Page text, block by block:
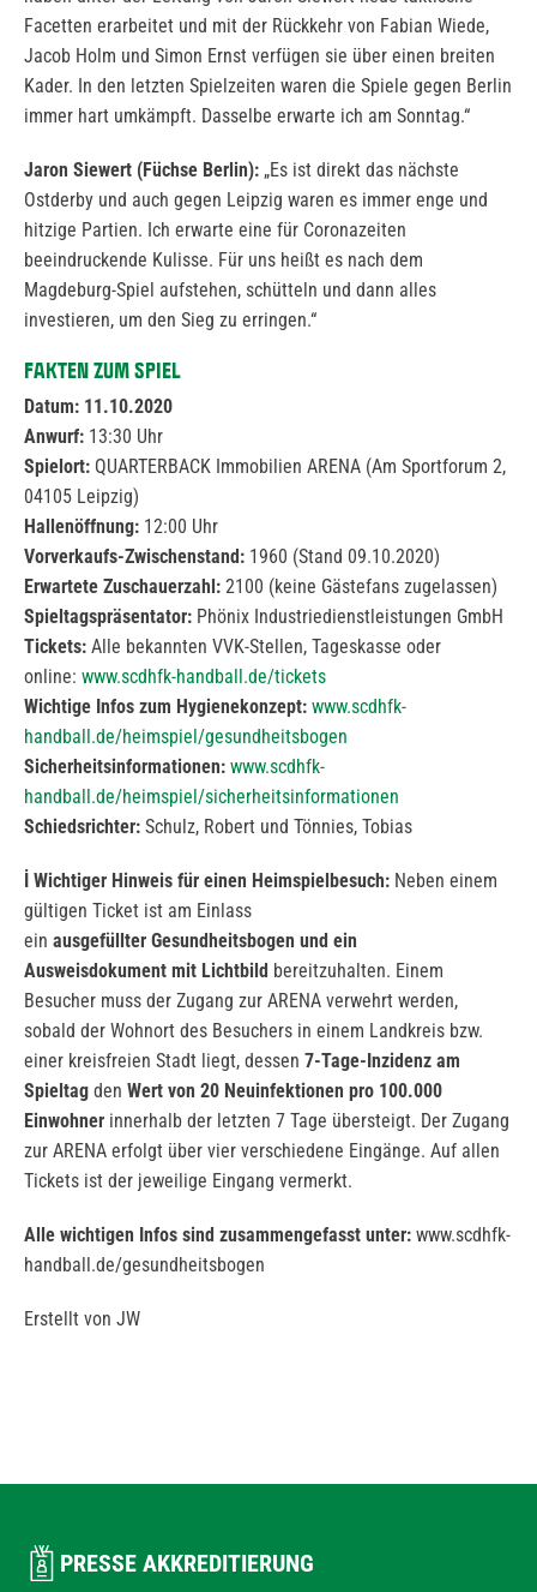
Facetten erarbeitet und mit der Rückkehr von Fabian Wiede,
Jacob Holm und Simon Ernst verfügen sie über einen breiten
Kader. In den letzten Spielzeiten waren die Spiele gegen Berlin
immer hart umkämpft. Dasselbe erwarte ich am Sonntag.“
Jaron Siewert (Füchse Berlin): „Es ist direkt das nächste
Ostderby und auch gegen Leipzig waren es immer enge und
hitzige Partien. Ich erwarte eine für Coronazeiten
beeindruckende Kulisse. Für uns heißt es nach dem
Magdeburg-Spiel aufstehen, schütteln und dann alles
investieren, um den Sieg zu erringen.“
FAKTEN ZUM SPIEL
Datum: 11.10.2020
Anwurf: 13:30 Uhr
Spielort: QUARTERBACK Immobilien ARENA (Am Sportforum 2,
04105 Leipzig)
Hallenöffnung: 12:00 Uhr
Vorverkaufs-Zwischenstand: 1960 (Stand 09.10.2020)
Erwartete Zuschauerzahl: 2100 (keine Gästefans zugelassen)
Spieltagspräsentator: Phönix Industriedienstleistungen GmbH
Tickets: Alle bekannten VVK-Stellen, Tageskasse oder
online: www.scdhfk-handball.de/tickets
Wichtige Infos zum Hygienekonzept: www.scdhfk-
handball.de/heimspiel/gesundheitsbogen
Sicherheitsinformationen: www.scdhfk-
handball.de/heimspiel/sicherheitsinformationen
Schiedsrichter: Schulz, Robert und Tönnies, Tobias
İ Wichtiger Hinweis für einen Heimspielbesuch: Neben einem
gültigen Ticket ist am Einlass
ein ausgefüllter Gesundheitsbogen und ein
Ausweisdokument mit Lichtbild bereitzuhalten. Einem
Besucher muss der Zugang zur ARENA verwehrt werden,
sobald der Wohnort des Besuchers in einem Landkreis bzw.
einer kreisfreien Stadt liegt, dessen 7-Tage-Inzidenz am
Spieltag den Wert von 20 Neuinfektionen pro 100.000
Einwohner innerhalb der letzten 7 Tage übersteigt. Der Zugang
zur ARENA erfolgt über vier verschiedene Eingänge. Auf allen
Tickets ist der jeweilige Eingang vermerkt.
Alle wichtigen Infos sind zusammengefasst unter: www.scdhfk-
handball.de/gesundheitsbogen
Erstellt von JW
PRESSE AKKREDITIERUNG